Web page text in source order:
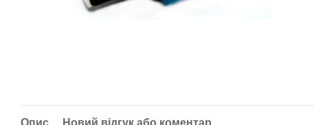
Опис Новий відгук або коментар